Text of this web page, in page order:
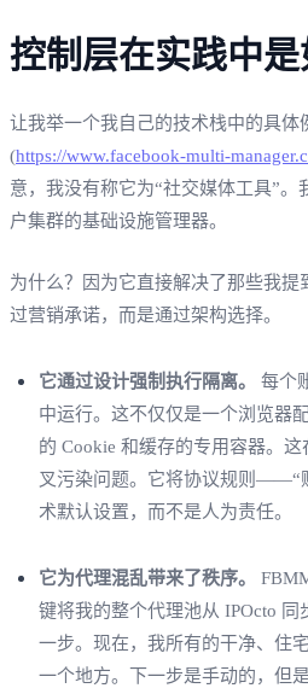
控制层在实践中
让我举一个我自己的技术栈中的具体
(https://www.facebook-multi-
意，我没有称它为“社交媒体工具”。
户集群的基础设施管理器。
为什么？因为它直接解决了那些我提
过营销承诺，而是通过架构选择。
它通过设计强制执行隔离。
每个
中运行。这不仅仅是一个浏览器
的 Cookie 和缓存的专用容器。
叉污染问题。它将协议规则
术默认设置，而不是人为责任。
它为代理混乱带来了秩序。
键将我的整个代理池从 IPOcto
一步。现在，我所有的干净、住
一个地方。下一步是手动的，但